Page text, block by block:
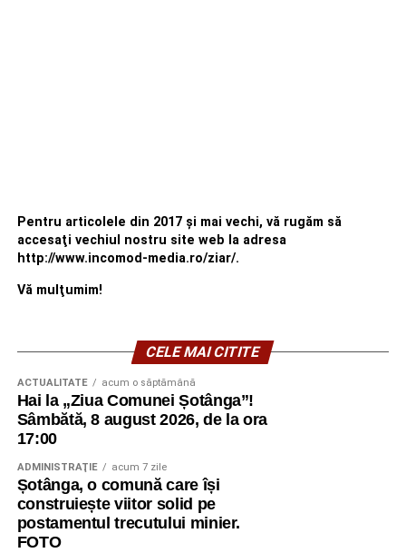
Pentru articolele din 2017 şi mai vechi, vă rugăm să
accesaţi vechiul nostru site web la adresa
http://www.incomod-media.ro/ziar/.
Vă mulţumim!
CELE MAI CITITE
ACTUALITATE acum o săptămână
Hai la „Ziua Comunei Șotânga”!
Sâmbătă, 8 august 2026, de la ora
17:00
ADMINISTRAŢIE acum 7 zile
Șotânga, o comună care își
construiește viitor solid pe
postamentul trecutului minier.
FOTO